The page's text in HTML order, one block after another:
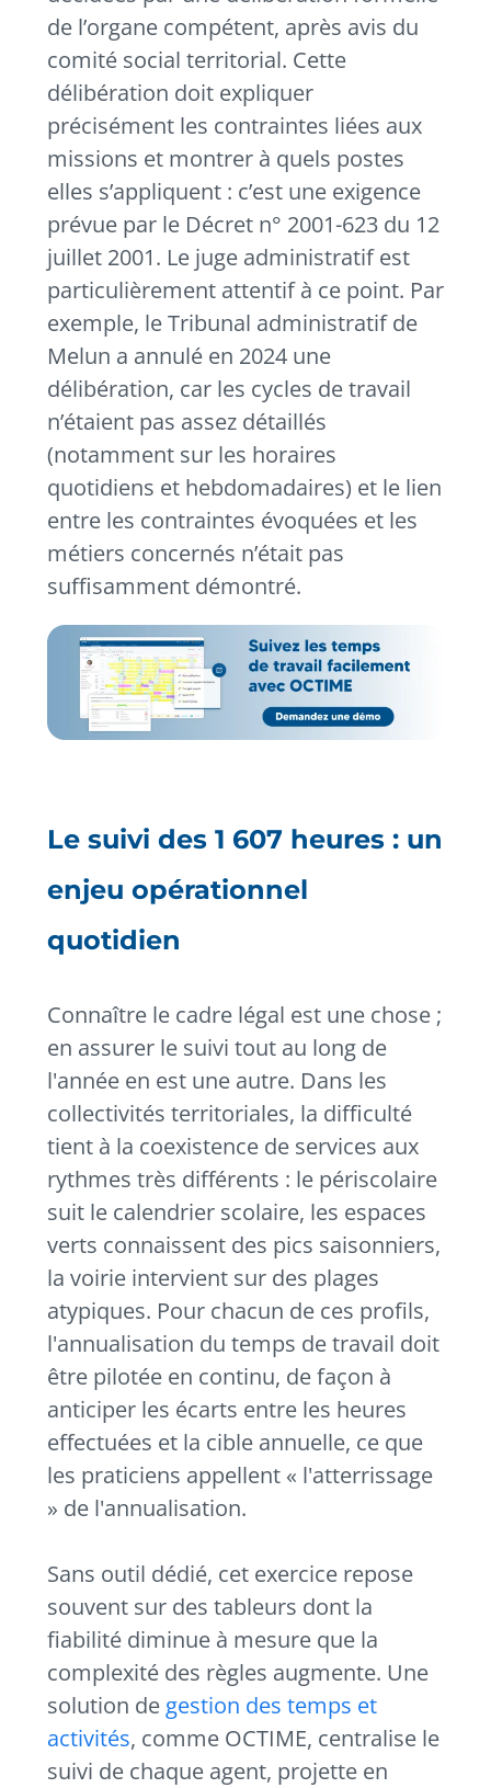
de l’organe compétent, après avis du
comité social territorial. Cette
délibération doit expliquer
précisément les contraintes liées aux
missions et montrer à quels postes
elles s’appliquent : c’est une exigence
prévue par le Décret n° 2001-623 du 12
juillet 2001. Le juge administratif est
particulièrement attentif à ce point. Par
exemple, le Tribunal administratif de
Melun a annulé en 2024 une
délibération, car les cycles de travail
n’étaient pas assez détaillés
(notamment sur les horaires
quotidiens et hebdomadaires) et le lien
entre les contraintes évoquées et les
métiers concernés n’était pas
suffisamment démontré.
Le suivi des 1 607 heures : un
enjeu opérationnel
quotidien
Connaître le cadre légal est une chose ;
en assurer le suivi tout au long de
l'année en est une autre. Dans les
collectivités territoriales, la difficulté
tient à la coexistence de services aux
rythmes très différents : le périscolaire
suit le calendrier scolaire, les espaces
verts connaissent des pics saisonniers,
la voirie intervient sur des plages
atypiques. Pour chacun de ces profils,
l'annualisation du temps de travail doit
être pilotée en continu, de façon à
anticiper les écarts entre les heures
effectuées et la cible annuelle, ce que
les praticiens appellent « l'atterrissage
» de l'annualisation.
Sans outil dédié, cet exercice repose
souvent sur des tableurs dont la
fiabilité diminue à mesure que la
complexité des règles augmente. Une
solution de gestion des temps et
activités, comme OCTIME, centralise le
suivi de chaque agent, projette en